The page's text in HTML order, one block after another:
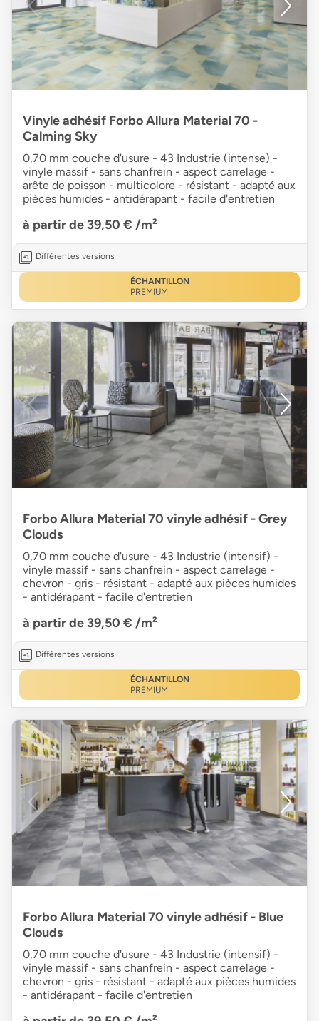
Vinyle adhésif Forbo Allura Material 70 -
Calming Sky
0,70 mm couche d'usure - 43 Industrie (intense) -
vinyle massif - sans chanfrein - aspect carrelage -
arête de poisson - multicolore - résistant - adapté aux
pièces humides - antidérapant - facile d'entretien
à partir de 39,50 € /m²
Différentes versions
ÉCHANTILLON
PREMIUM
Forbo Allura Material 70 vinyle adhésif - Grey
Clouds
0,70 mm couche d'usure - 43 Industrie (intensif) -
vinyle massif - sans chanfrein - aspect carrelage -
chevron - gris - résistant - adapté aux pièces humides
- antidérapant - facile d'entretien
à partir de 39,50 € /m²
Différentes versions
ÉCHANTILLON
PREMIUM
Forbo Allura Material 70 vinyle adhésif - Blue
Clouds
0,70 mm couche d'usure - 43 Industrie (intensif) -
vinyle massif - sans chanfrein - aspect carrelage -
chevron - gris - résistant - adapté aux pièces humides
- antidérapant - facile d'entretien